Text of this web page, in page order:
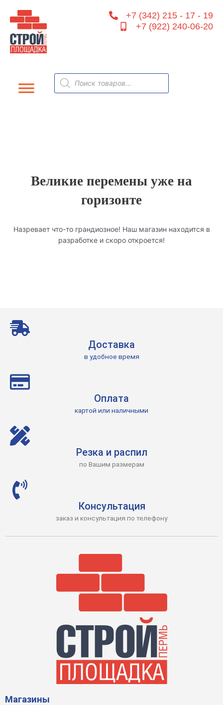
содержимому
+7 (342) 215 - 17 - 19
+7 (922) 240-06-20
Поиск
товаров
Великие перемены уже на
горизонте
Назревает что-то грандиозное! Наш магазин находится в
разработке и скоро откроется!
Доставка
в удобное время
Оплата
картой или наличными
Резка и распил
по Вашим размерам
Консультация
заказ и консультация по телефону
Магазины